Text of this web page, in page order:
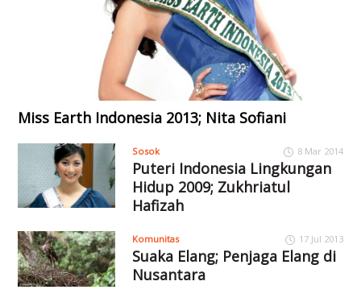
Miss Earth Indonesia 2013; Nita Sofiani
Sosok 8 Mar 2014
Puteri Indonesia Lingkungan
Hidup 2009; Zukhriatul
Hafizah
Komunitas 17 Jul 2013
Suaka Elang; Penjaga Elang di
Nusantara